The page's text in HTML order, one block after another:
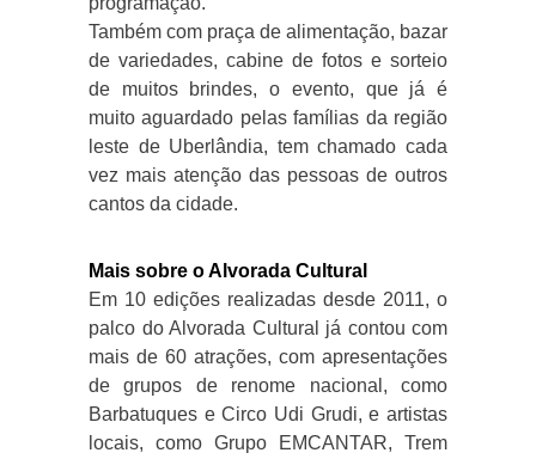
Também com praça de alimentação, bazar
de variedades, cabine de fotos e sorteio
de muitos brindes, o evento, que já é
muito aguardado pelas famílias da região
leste de Uberlândia, tem chamado cada
vez mais atenção das pessoas de outros
cantos da cidade.
Mais sobre o Alvorada Cultural
Em 10 edições realizadas desde 2011, o
palco do Alvorada Cultural já contou com
mais de 60 atrações, com apresentações
de grupos de renome nacional, como
Barbatuques e Circo Udi Grudi, e artistas
locais, como Grupo EMCANTAR, Trem